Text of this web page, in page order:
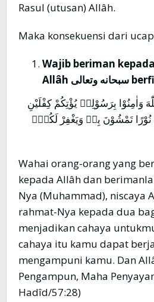
Rasul (utusan) Allâh.
Maka konsekuensi dari
Wajib beriman
Allâh سبحانه وتعالى
وَاٰمِنُوْا بِرَسُوْلِهٖ يُؤْتِكُمْ كِفْلَيْنِ
تَمْشُوْنَ بِهٖ وَيَغْفِرْ لَكُمْۗ
Wahai orang-orang yang
kepada Allâh dan
Nya (Muhammad), niscaya
rahmat-Nya kepada dua
menjadikan cahaya
cahaya itu kamu dapat
mengampuni kamu. Dan
Pengampun, Maha
Hadîd/57:28)